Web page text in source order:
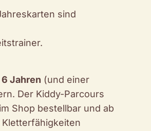
sind
6 Jahren (und einer
Der Kiddy-Parcours
Shop bestellbar und ab